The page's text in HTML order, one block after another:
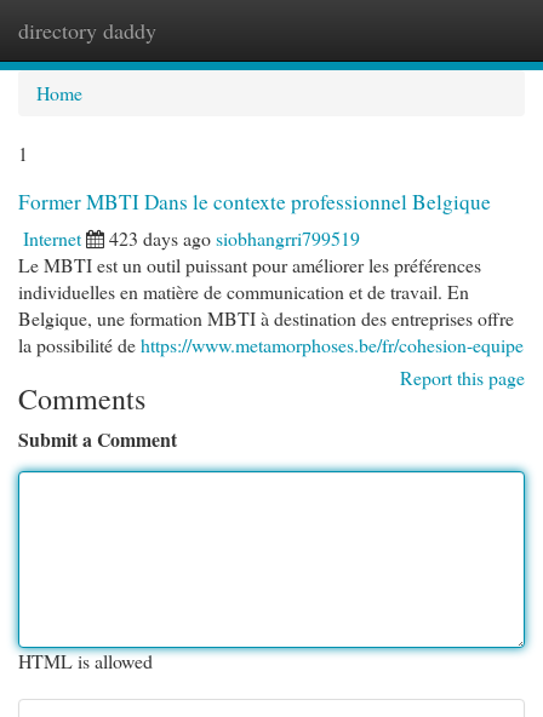
directory daddy
Home
1
Former MBTI Dans le contexte professionnel Belgique
Internet 423 days agosiobhangrri799519
Le MBTI est un outil puissant pour améliorer les préférences
individuelles en matière de communication et de travail. En
Belgique, une formation MBTI à destination des entreprises offre
la possibilité dehttps://www.metamorphoses.be/fr/cohesion-equipe
Report this page
Comments
Submit a Comment
HTML is allowed